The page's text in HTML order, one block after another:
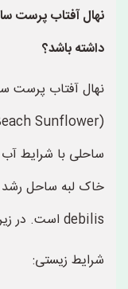
نهال آفتاب پرست
داشته باشد؟
نهال آفتاب پرست
ساحلی با شرایط
debilis است. در زیر ویژگی‌های اصلی این گیاه آمده‌اند:
شرایط زیستی: